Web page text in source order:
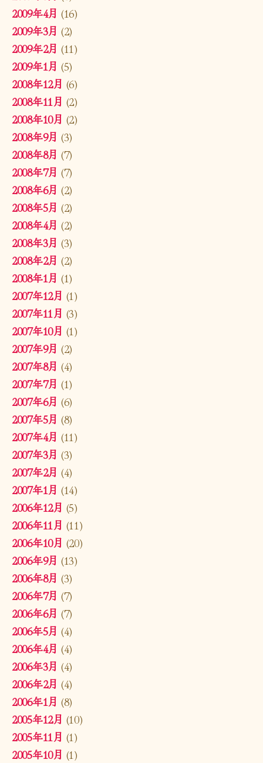
2009年4月 (16)
2009年3月 (2)
2009年2月 (11)
2009年1月 (5)
2008年12月 (6)
2008年11月 (2)
2008年10月 (2)
2008年9月 (3)
2008年8月 (7)
2008年7月 (7)
2008年6月 (2)
2008年5月 (2)
2008年4月 (2)
2008年3月 (3)
2008年2月 (2)
2008年1月 (1)
2007年12月 (1)
2007年11月 (3)
2007年10月 (1)
2007年9月 (2)
2007年8月 (4)
2007年7月 (1)
2007年6月 (6)
2007年5月 (8)
2007年4月 (11)
2007年3月 (3)
2007年2月 (4)
2007年1月 (14)
2006年12月 (5)
2006年11月 (11)
2006年10月 (20)
2006年9月 (13)
2006年8月 (3)
2006年7月 (7)
2006年6月 (7)
2006年5月 (4)
2006年4月 (4)
2006年3月 (4)
2006年2月 (4)
2006年1月 (8)
2005年12月 (10)
2005年11月 (1)
2005年10月 (1)